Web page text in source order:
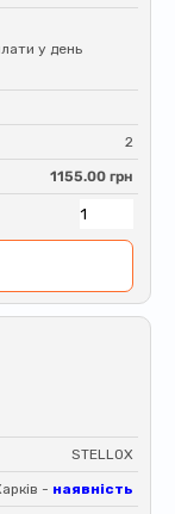
у день
2
1155.00 грн
STELLOX
- наявність